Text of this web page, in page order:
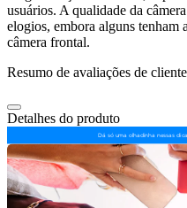
usuários. A qualidade da
elogios, embora alguns tenham
câmera frontal.
Resumo de avaliações de
Detalhes do produto